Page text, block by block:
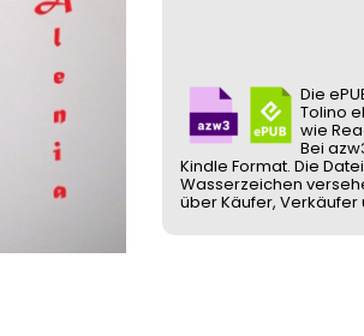
Die
Tolino
wie
Bei
Kindle Format. Die
Wasserzeichen
über Käufer, Verkäufer